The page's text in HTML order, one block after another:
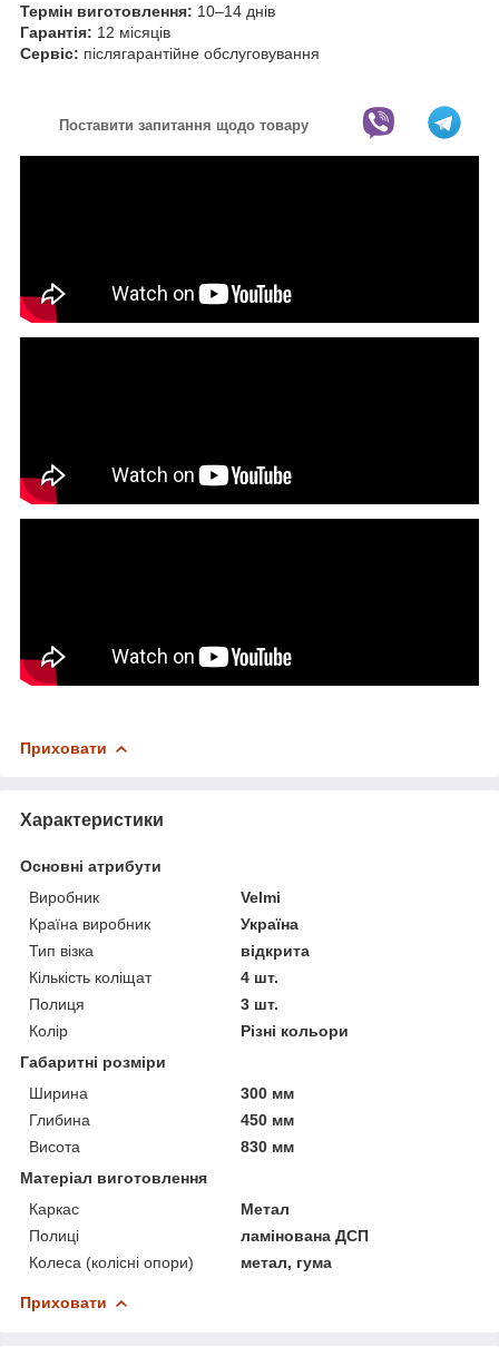
Термін виготовлення: 10–14 днів
Гарантія: 12 місяців
Сервіс: післягарантійне обслуговування
Поставити запитання щодо товару
Приховати
Характеристики
Основні атрибути
Виробник
Velmi
Країна виробник
Україна
Тип візка
відкрита
Кількість коліщат
4 шт.
Полиця
3 шт.
Колір
Різні кольори
Габаритні розміри
Ширина
300 мм
Глибина
450 мм
Висота
830 мм
Матеріал виготовлення
Каркас
Метал
Полиці
ламінована ДСП
Колеса (колісні опори)
метал, гума
Приховати